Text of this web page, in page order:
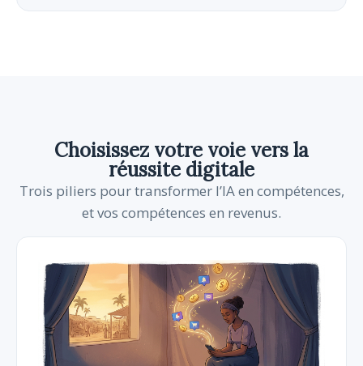
Choisissez votre voie vers la
réussite digitale
Trois piliers pour transformer l’IA en compétences,
et vos compétences en revenus.